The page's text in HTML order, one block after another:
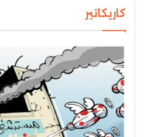
كاريكاتير